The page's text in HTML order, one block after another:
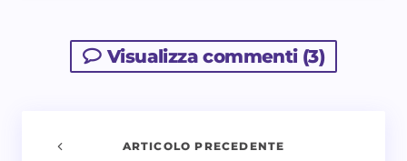
Visualizza commenti (3)
ARTICOLO PRECEDENTE